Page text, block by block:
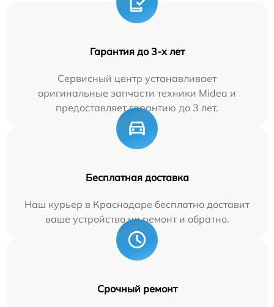
Гарантия до 3-х лет
Сервисный центр устанавливает
оригинальные запчасти техники Midea и
предоставляет гарантию до 3 лет.
Бесплатная доставка
Наш курьер в Краснодаре бесплатно доставит
ваше устройство на ремонт и обратно.
Срочный ремонт